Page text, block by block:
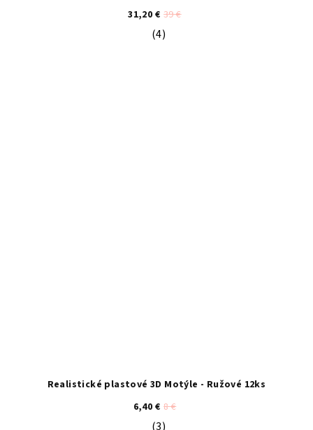
31,20 € 39 €
Priemerné hodnotenie produktu
(4)
Realistické plastové 3D Motýle - Ružové 12ks
6,40 € 8 €
(3)